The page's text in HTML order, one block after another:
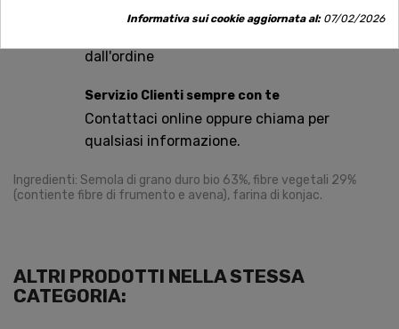
Spedizioni rapide
dall'ordine
Servizio Clienti sempre con te
Contattaci online oppure chiama per
qualsiasi informazione.
Ingredienti: Semola di grano duro bio 63%, fibre vegetali 29%
(contiente fibre di frumento e avena), farina di konjac.
ALTRI PRODOTTI NELLA STESSA
CATEGORIA:
Informativa sui cookie aggiornata al:07/02/2026